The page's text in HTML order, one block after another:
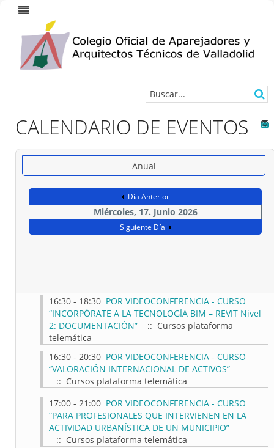
CALENDARIO DE EVENTOS
Anual
Día Anterior
Miércoles, 17. Junio 2026
Siguiente Día
16:30 - 18:30 POR VIDEOCONFERENCIA - CURSO
“INCORPÓRATE A LA TECNOLOGÍA BIM – REVIT Nivel
2: DOCUMENTACIÓN”
:: Cursos plataforma
telemática
16:30 - 20:30 POR VIDEOCONFERENCIA - CURSO
“VALORACIÓN INTERNACIONAL DE ACTIVOS”
:: Cursos plataforma telemática
17:00 - 21:00 POR VIDEOCONFERENCIA - CURSO
“PARA PROFESIONALES QUE INTERVIENEN EN LA
ACTIVIDAD URBANÍSTICA DE UN MUNICIPIO”
:: Cursos plataforma telemática